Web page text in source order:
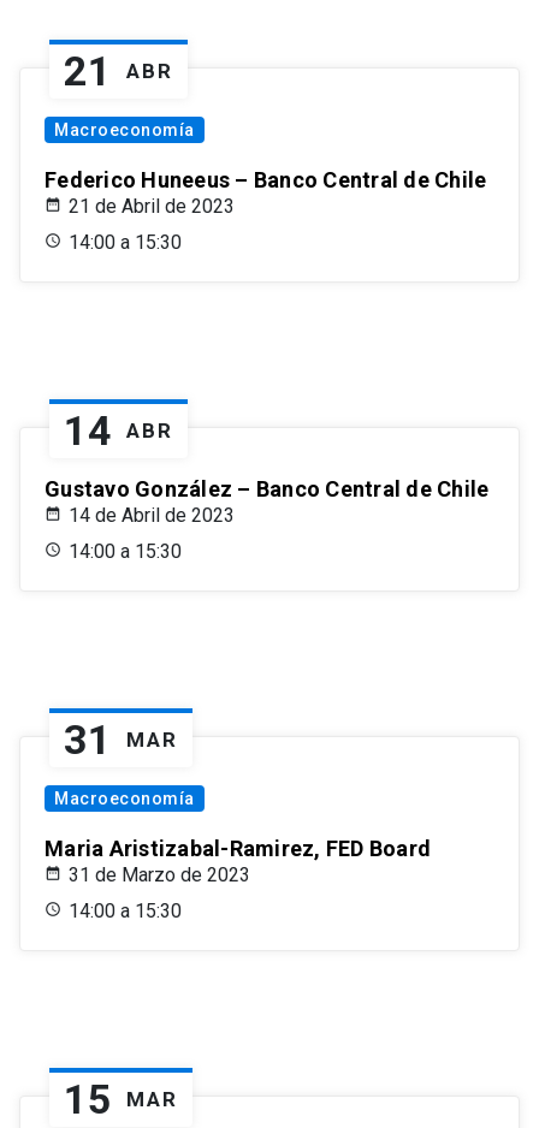
21 ABR
Macroeconomía
Federico Huneeus – Banco Central de Chile
21 de Abril de 2023
14:00 a 15:30
14 ABR
Gustavo González – Banco Central de Chile
14 de Abril de 2023
14:00 a 15:30
31 MAR
Macroeconomía
Maria Aristizabal-Ramirez, FED Board
31 de Marzo de 2023
14:00 a 15:30
15 MAR